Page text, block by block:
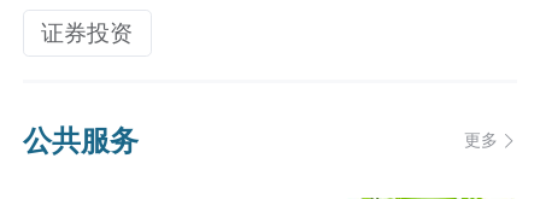
证券投资
公共服务 更多